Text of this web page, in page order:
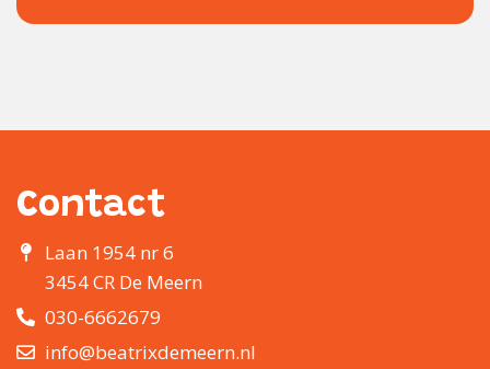
Contact
Laan 1954 nr 6
3454 CR De Meern
030-6662679
info@beatrixdemeern.nl